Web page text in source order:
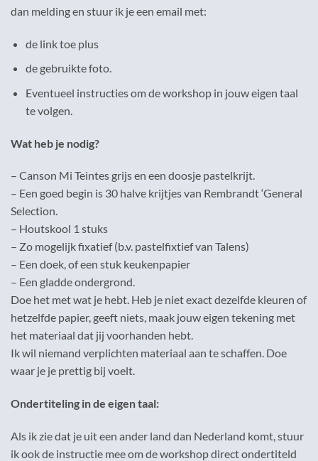
dan melding en stuur ik je een email met:
de link toe plus
de gebruikte foto.
Eventueel instructies om de workshop in jouw eigen taal
te volgen.
Wat heb je nodig?
– Canson Mi Teintes grijs en een doosje pastelkrijt.
– Een goed begin is 30 halve krijtjes van Rembrandt ‘General
Selection.
– Houtskool 1 stuks
– Zo mogelijk fixatief (b.v. pastelfixtief van Talens)
– Een doek, of een stuk keukenpapier
– Een gladde ondergrond.
Doe het met wat je hebt. Heb je niet exact dezelfde kleuren of
hetzelfde papier, geeft niets, maak jouw eigen tekening met
het materiaal dat jij voorhanden hebt.
Ik wil niemand verplichten materiaal aan te schaffen. Doe
waar je je prettig bij voelt.
Ondertiteling in de eigen taal:
Als ik zie dat je uit een ander land dan Nederland komt, stuur
ik ook de instructie mee om de workshop direct ondertiteld